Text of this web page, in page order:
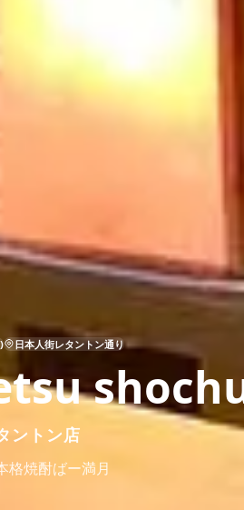
日本人街レタントン通り
ントン店
格焼酎ばー満月